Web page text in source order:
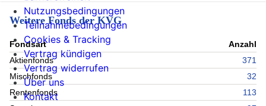
Weitere Fonds der KVG
Fondsart
Anzahl
Aktienfonds
371
Mischfonds
32
Rentenfonds
113
Nutzungsbedingungen
Teilnahmebedingungen
Cookies & Tracking
Vertrag kündigen
Vertrag widerrufen
Über uns
Kontakt